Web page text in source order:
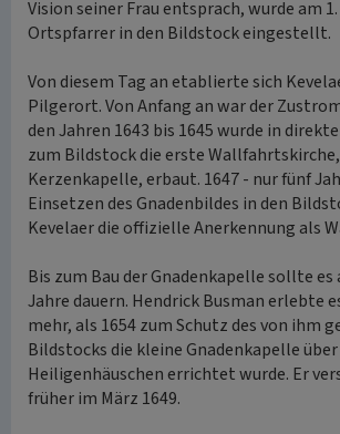
Vision seiner Frau entsprach, wurde am
Ortspfarrer in den Bildstock eingestellt.
Von diesem Tag an etablierte sich
Pilgerort. Von Anfang an war der
den Jahren 1643 bis 1645 wurde in
zum Bildstock die erste
Kerzenkapelle, erbaut. 1647 - nur fünf
Einsetzen des Gnadenbildes in den
Kevelaer die offizielle Anerkennung als
Bis zum Bau der Gnadenkapelle sollte
Jahre dauern. Hendrick Busman erlebte
mehr, als 1654 zum Schutz des von ihm
Bildstocks die kleine Gnadenkapelle
Heiligenhäuschen errichtet wurde. Er
früher im März 1649.